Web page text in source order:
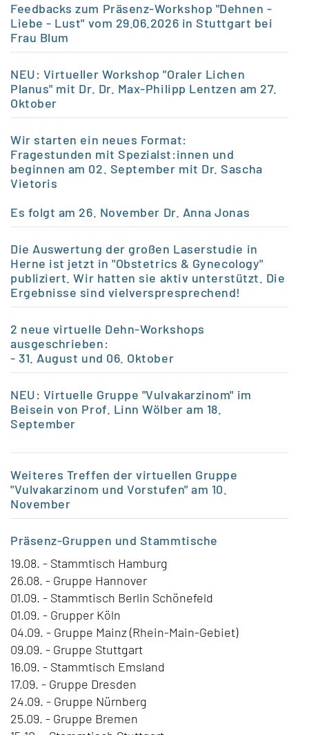
Feedbacks zum Präsenz-Workshop "Dehnen -
Liebe - Lust" vom 29.06.2026 in Stuttgart bei
Frau Blum
NEU: Virtueller Workshop "Oraler Lichen
Planus" mit Dr. Dr. Max-Philipp Lentzen am 27.
Oktober
Wir starten ein neues Format:
Fragestunden mit Spezialst:innen und
beginnen am 02. September mit Dr. Sascha
Vietoris
Es folgt am 26. November Dr. Anna Jonas
Die Auswertung der großen Laserstudie in
Herne ist jetzt in "Obstetrics & Gynecology"
publiziert. Wir hatten sie aktiv unterstützt. Die
Ergebnisse sind vielverspresprechend!
2 neue virtuelle Dehn-Workshops
ausgeschrieben:
- 31. August und 06. Oktober
NEU: Virtuelle Gruppe "Vulvakarzinom" im
Beisein von Prof. Linn Wölber am 18.
September
Weiteres Treffen der virtuellen Gruppe
"Vulvakarzinom und Vorstufen" am 10.
November
Präsenz-Gruppen und Stammtische
19.08. - Stammtisch Hamburg
26.08. - Gruppe Hannover
01.09. - Stammtisch Berlin Schönefeld
01.09. - Grupper Köln
04.09. - Gruppe Mainz (Rhein-Main-Gebiet)
09.09. - Gruppe Stuttgart
16.09. - Stammtisch Emsland
17.09. - Gruppe Dresden
24.09. - Gruppe Nürnberg
25.09. - Gruppe Bremen